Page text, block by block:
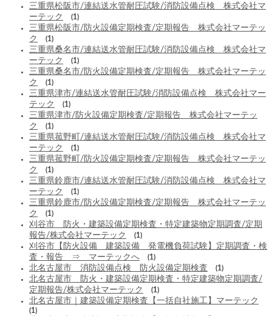
三重県松阪市/連結送水管耐圧試験/消防設備点検 株式会社マ
ーテック
(1)
三重県松阪市/防火設備定期検査/定期報告 株式会社マーテッ
ク
(1)
三重県桑名市/連結送水管耐圧試験/消防設備点検 株式会社マ
ーテック
(1)
三重県桑名市/防火設備定期検査/定期報告 株式会社マーテッ
ク
(1)
三重県津市/連結送水管耐圧試験/消防設備点検 株式会社マー
テック
(1)
三重県津市/防火設備定期検査/定期報告 株式会社マーテッ
ク
(1)
三重県菰野町/連結送水管耐圧試験/消防設備点検 株式会社マ
ーテック
(1)
三重県菰野町/防火設備定期検査/定期報告 株式会社マーテッ
ク
(1)
三重県鈴鹿市/連結送水管耐圧試験/消防設備点検 株式会社マ
ーテック
(1)
三重県鈴鹿市/防火設備定期検査/定期報告 株式会社マーテッ
ク
(1)
刈谷市 防火・建築設備定期検査・特定建築物定期調査/定期
報告/株式会社マーテック
(1)
刈谷市【防火設備 建築設備 発電機負荷試験】定期調査・検
査・報告 ⇒ マーテックへ
(1)
北名古屋市 消防設備点検 防火設備定期検査 (1)
北名古屋市 防火・建築設備定期検査・特定建築物定期調査/
定期報告/株式会社マーテック
(1)
北名古屋市｜建築設備定期検査【一括自社施工】マーテック
(1)